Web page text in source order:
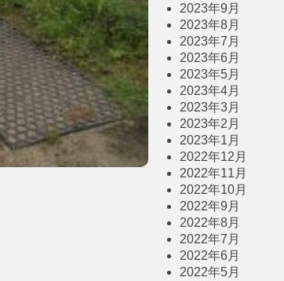
2023年9月
2023年8月
2023年7月
2023年6月
2023年5月
2023年4月
2023年3月
2023年2月
2023年1月
2022年12月
2022年11月
2022年10月
2022年9月
2022年8月
2022年7月
2022年6月
2022年5月